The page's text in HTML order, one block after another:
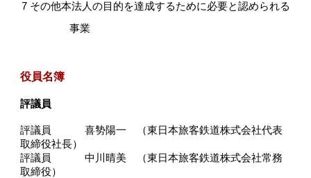
7 その他本法人の目的を達成するために必要と認められる
事業
役員名簿
評議員
評議員喜㔟陽一 （東日本旅客鉄道株式会社代表
取締役社長）
評議員 中川晴美 （東日本旅客鉄道株式会社常務
取締役）